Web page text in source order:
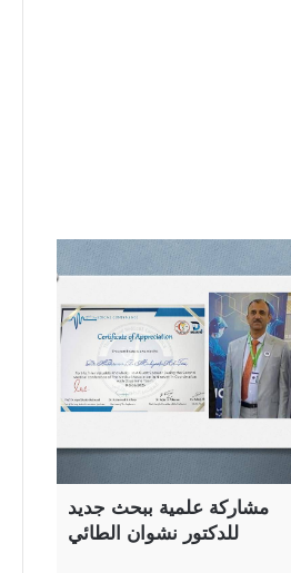
مشاركة علمية ببحث جديد
للدكتور نشوان الطائي